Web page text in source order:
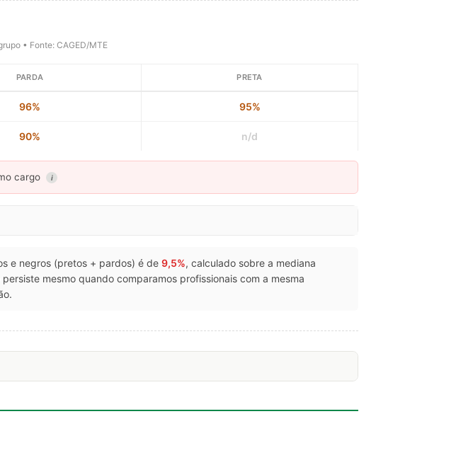
• Fonte: CAGED/MTE
PARDA PRETA
96% 95%
90% n/d
cargo i
e negros (pretos + pardos) é de 9,5%, calculado sobre a mediana
mesmo quando comparamos profissionais com a mesma